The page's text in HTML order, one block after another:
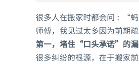
很多人在搬家时都会问：“
师傅，我见过太多因为前期
第一，堵住“口头承诺”的漏
很多纠纷的根源，在于搬家